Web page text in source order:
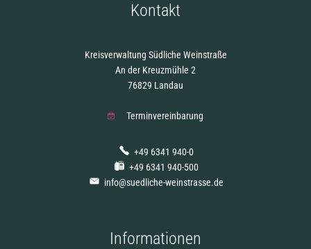
Kontakt
Kreisverwaltung Südliche Weinstraße
An der Kreuzmühle 2
76829 Landau
Terminvereinbarung
+49 6341 940-0
+49 6341 940-500
info@suedliche-weinstrasse.de
Informationen